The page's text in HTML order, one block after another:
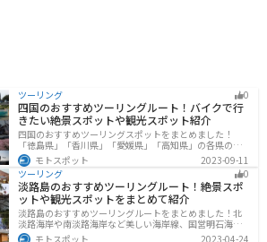
ツーリング 0
四国のおすすめツーリングルート！バイクで行
きたい絶景スポットや観光スポット紹介
四国のおすすめツーリングスポットをまとめました！
「徳島県」「香川県」「愛媛県」「高知県」の各県の観
光地紹介します。自然豊かな山々や湖、温泉地が点在
し、四季折々の景色を楽しめるスポットが多数ありま
す。バイクで四国にツーリングに行く際は参考にしてく
ださい。
モトスポット
2023-09-11
ツーリング
0
淡路島のおすすめツーリングルート！絶景スポ
ットや観光スポットをまとめて紹介
淡路島のおすすめツーリングルートをまとめました！北
淡路海岸や南淡路海岸など美しい海岸線、国営明石海峡
公園や淡路夢舞台など、自然とアートが融合した施設も
モトスポット 2023-04-24